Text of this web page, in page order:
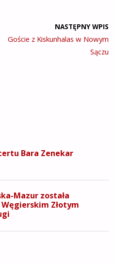
NASTĘPNY WPIS
Goście z Kiskunhalas w Nowym
Sączu